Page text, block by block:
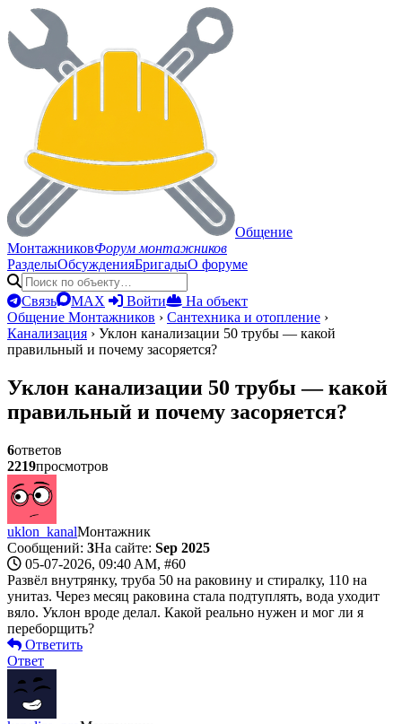
Общение
МонтажниковФорум монтажников
РазделыОбсужденияБригадыО форуме
Связь MAX Войти
На объект
Общение Монтажников › Сантехника и отопление ›
Канализация › Уклон канализации 50 трубы — какой
правильный и почему засоряется?
Уклон канализации 50 трубы — какой
правильный и почему засоряется?
6ответов
2219просмотров
uklon_kanalМонтажник
Сообщений: 3На сайте: Sep 2025
05-07-2026, 09:40 AM, #60
Развёл внутрянку, труба 50 на раковину и стиралку, 110 на
унитаз. Через месяц раковина стала подтуплять, вода уходит
вяло. Уклон вроде делал. Какой реально нужен и мог ли я
переборщить?
Ответить
Ответ